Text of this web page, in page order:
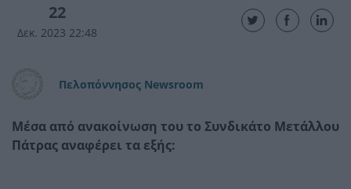
22
Δεκ. 2023 22:48
Πελοπόννησος Newsroom
Μέσα από ανακοίνωση του το Συνδικάτο Μετάλλου
Πάτρας αναφέρει τα εξής: